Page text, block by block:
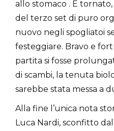
allo stomaco . È
del terzo set di puro
nuovo negli spogliatoi
festeggiare. Bravo e
partita si fosse
di scambi, la tenuta
sarebbe stata messa a
Alla fine l’unica nota
Luca Nardi, sconfitto